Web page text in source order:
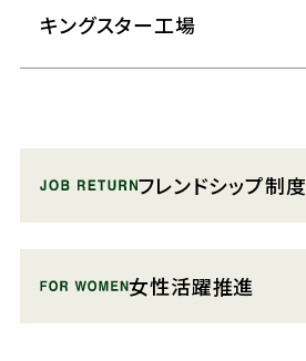
キングスター工場
フレンドシップ制度
女性活躍推進